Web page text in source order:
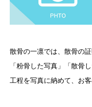
散骨の一凛では、散骨の
「粉骨した写真」「散骨
工程を写真に納めて、お